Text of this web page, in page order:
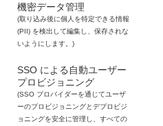
機密データ管理
(取り込み後に個人を特定できる情報
(PII) を検出して編集し、保存されな
いようにします。)
SSO による自動ユーザー
プロビジョニング
(SSO プロバイダーを通じてユーザ
ーのプロビジョニングとデプロビジ
ョニングを安全に管理し、すべての